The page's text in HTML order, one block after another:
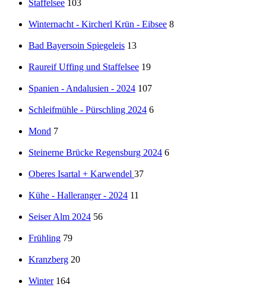
Staffelsee 103
Winternacht - Kircherl Krün - Eibsee 8
Bad Bayersoin Spiegeleis 13
Raureif Uffing und Staffelsee 19
Spanien - Andalusien - 2024 107
Schleifmühle - Pürschling 2024 6
Mond 7
Steinerne Brücke Regensburg 2024 6
Oberes Isartal + Karwendel 37
Kühe - Halleranger - 2024 11
Seiser Alm 2024 56
Frühling 79
Kranzberg 20
Winter 164